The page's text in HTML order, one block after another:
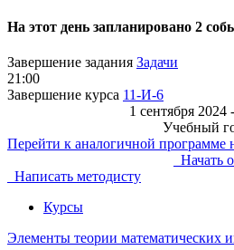
На этот день запланировано 2
Завершение задания Задачи
21:00
Завершение курса 11-И-6
1 сентября 2024
Учебный
Перейти к аналогичной
Начать
Написать методисту
Курсы
Элементы теории математических